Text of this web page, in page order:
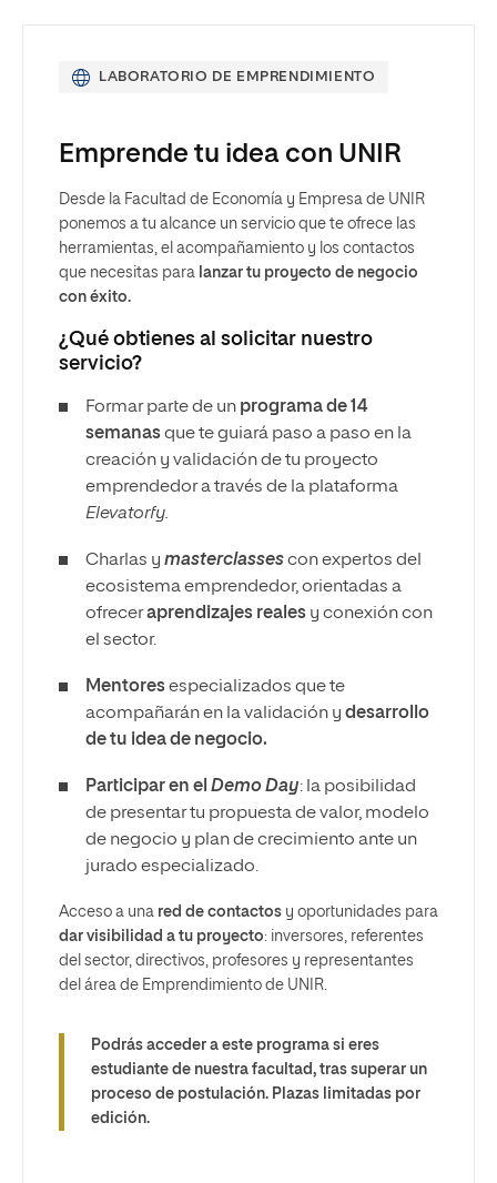
LABORATORIO DE EMPRENDIMIENTO
Emprende tu idea con UNIR
Desde la Facultad de Economía y Empresa de UNIR
ponemos a tu alcance un servicio que te ofrece las
herramientas, el acompañamiento y los contactos
que necesitas para lanzar tu proyecto de negocio
con éxito.
¿Qué obtienes al solicitar nuestro
servicio?
Formar parte de un programa de 14
semanasque te guiará paso a paso en la
creación y validación de tu proyecto
emprendedor a través de la plataforma
Elevatorfy.
Charlas y masterclassescon expertos del
ecosistema emprendedor, orientadas a
ofreceraprendizajes reales y conexión con
el sector.
Mentoresespecializados que te
acompañarán en la validación y desarrollo
de tu idea de negocio.
Participar en el Demo Day: la posibilidad
de presentar tu propuesta de valor, modelo
de negocio y plan de crecimiento ante un
jurado especializado.
Acceso a una red de contactos y oportunidades para
dar visibilidad a tu proyecto: inversores, referentes
del sector, directivos, profesores y representantes
del área de Emprendimiento de UNIR.
Podrás acceder a este programa si eres
estudiante de nuestra facultad, tras superar un
proceso de postulación. Plazas limitadas por
edición.